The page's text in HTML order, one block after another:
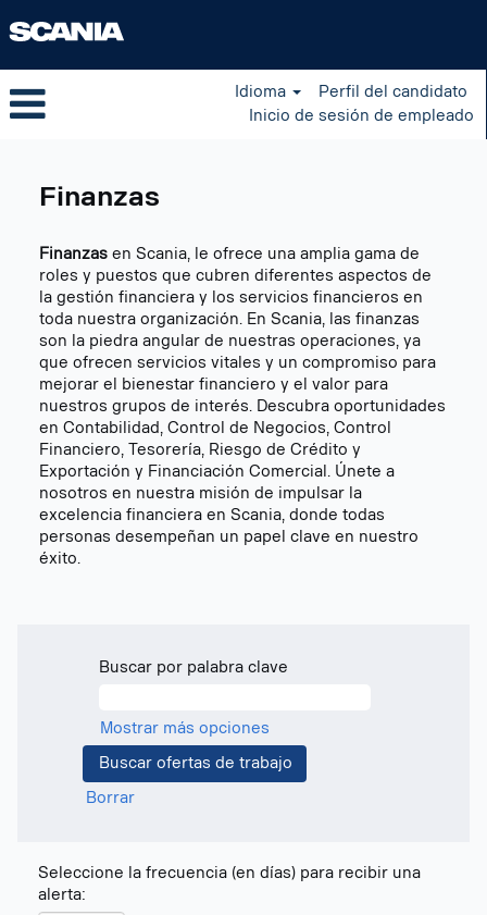
Idioma
Perfil del candidato
Inicio de sesión de empleado
Finanzas
Finanzas en Scania, le ofrece una amplia gama de
roles y puestos que cubren diferentes aspectos de
la gestión financiera y los servicios financieros en
toda nuestra organización. En Scania, las finanzas
son la piedra angular de nuestras operaciones, ya
que ofrecen servicios vitales y un compromiso para
mejorar el bienestar financiero y el valor para
nuestros grupos de interés. Descubra oportunidades
en Contabilidad, Control de Negocios, Control
Financiero, Tesorería, Riesgo de Crédito y
Exportación y Financiación Comercial. Únete a
nosotros en nuestra misión de impulsar la
excelencia financiera en Scania, donde todas
personas desempeñan un papel clave en nuestro
éxito.
Buscar por palabra clave
Mostrar más opciones
Borrar
Seleccione la frecuencia (en días) para recibir una
alerta: